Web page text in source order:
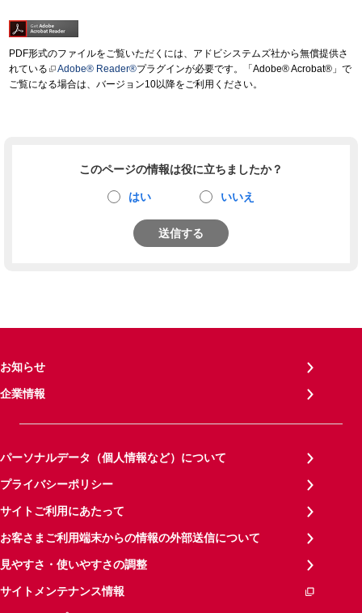
PDF形式のファイルをご覧いただくには、アドビシステムズ社から無償提供さ
れている
Adobe® Reader®プラグインが必要です。「Adobe® Acrobat®」で
ご覧になる場合は、バージョン10以降をご利用ください。
このページの情報は役に立ちましたか？
はい いいえ
送信する
お知らせ
企業情報
パーソナルデータ（個人情報など）について
プライバシーポリシー
サイトご利用にあたって
お客さまご利用端末からの情報の外部送信について
見やすさ・使いやすさの調整
サイトメンテナンス情報